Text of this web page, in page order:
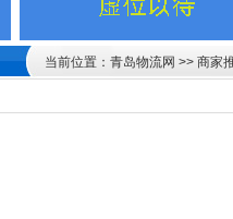
当前位置：青岛物流网 >> 商家